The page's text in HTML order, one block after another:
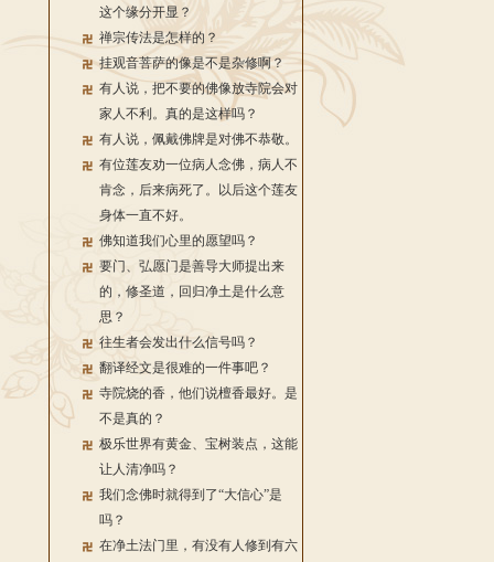
这个缘分开显？
禅宗传法是怎样的？
挂观音菩萨的像是不是杂修啊？
有人说，把不要的佛像放寺院会对
家人不利。真的是这样吗？
有人说，佩戴佛牌是对佛不恭敬。
有位莲友劝一位病人念佛，病人不
肯念，后来病死了。以后这个莲友
身体一直不好。
佛知道我们心里的愿望吗？
要门、弘愿门是善导大师提出来
的，修圣道，回归净土是什么意
思？
往生者会发出什么信号吗？
翻译经文是很难的一件事吧？
寺院烧的香，他们说檀香最好。是
不是真的？
极乐世界有黄金、宝树装点，这能
让人清净吗？
我们念佛时就得到了“大信心”是
吗？
在净土法门里，有没有人修到有六